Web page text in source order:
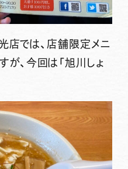
店では、店舗限定メニ
が、今回は 「旭川しょ